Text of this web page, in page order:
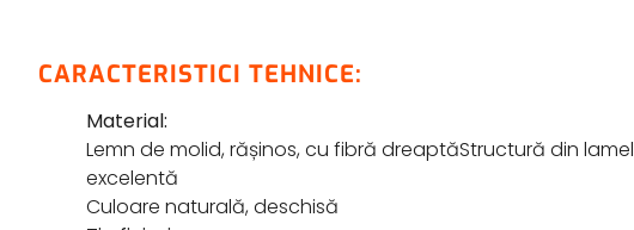
CARACTERISTICI TEHNICE:
Material:
Lemn de molid, rășinos, cu fibră dreaptăStructură din
excelentă
Culoare naturală, deschisă